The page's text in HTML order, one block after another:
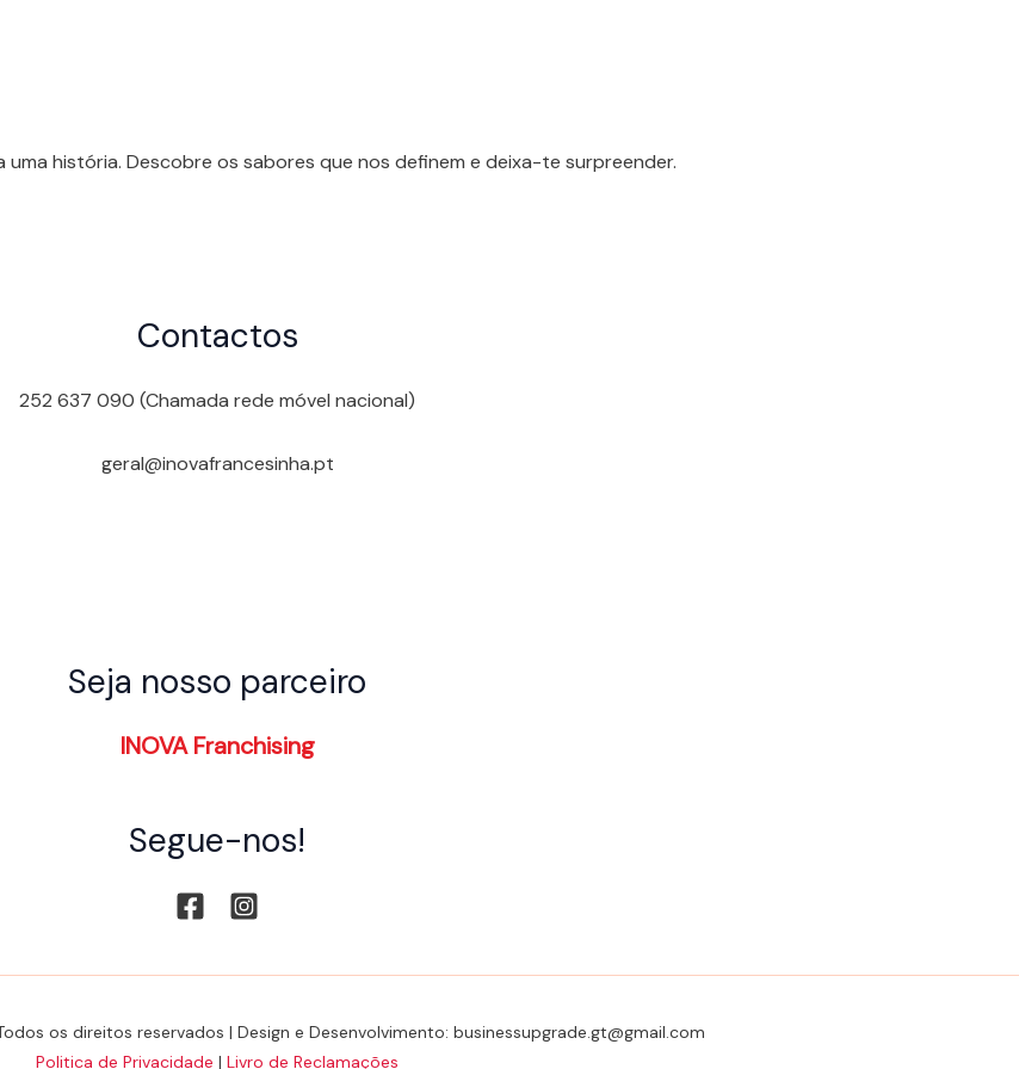
uma história. Descobre os sabores que nos definem e deixa-te surpreender.
Contactos
252 637 090 (Chamada rede móvel nacional)
geral@inovafrancesinha.pt
Seja nosso parceiro
INOVA Franchising
Segue-nos!
os direitos reservados | Design e Desenvolvimento: businessupgrade.gt@gmail.com
Politica de Privacidade | Livro de Reclamações